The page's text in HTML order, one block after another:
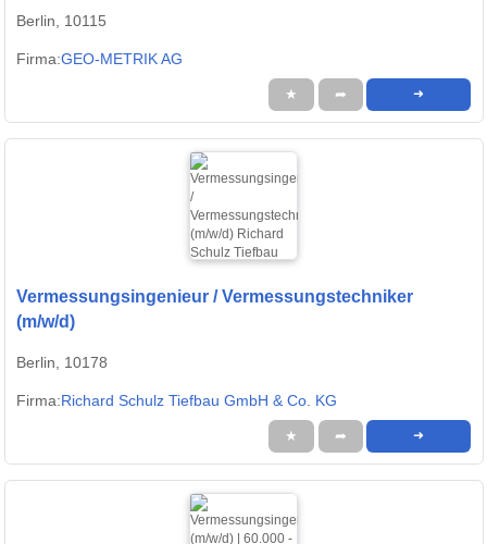
Berlin, 10115
Firma:GEO-METRIK AG
★ ➦ ➜
Vermessungsingenieur / Vermessungstechniker
(m/w/d)
Berlin, 10178
Firma:Richard Schulz Tiefbau GmbH & Co. KG
★ ➦ ➜